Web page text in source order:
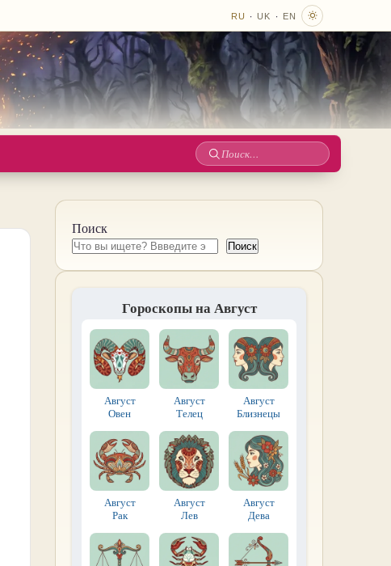
RU · UK · EN
Поиск
Поиск
Поиск
Гороскопы на Август
Август
Овен
Август
Телец
Август
Близнецы
Август
Рак
Август
Лев
Август
Дева